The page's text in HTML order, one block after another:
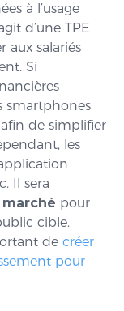
à l’usage
d’une TPE
aux salariés
Si
smartphones
de simplifier
les
Il sera
pour
cible.
de créer
pour